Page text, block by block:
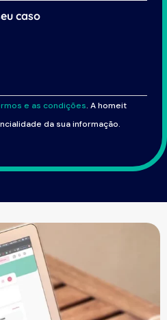
e as condições. A homeit
da sua informação.